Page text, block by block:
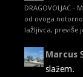
DRAGOVOLJAC -
od ovoga
lažljivca, previše
Marcus
slažem.